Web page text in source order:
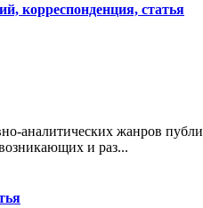
корреспонденция, статья
аналитических жанров
и раз...